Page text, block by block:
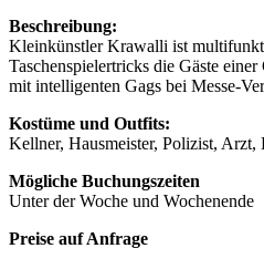
Beschreibung:
Kleinkünstler Krawalli ist
Taschenspielertricks die Gäste
mit intelligenten Gags bei Messe-
Kostüme und Outfits:
Kellner, Hausmeister, Polizist,
Mögliche Buchungszeiten
Unter der Woche und Wochenende
Preise auf Anfrage